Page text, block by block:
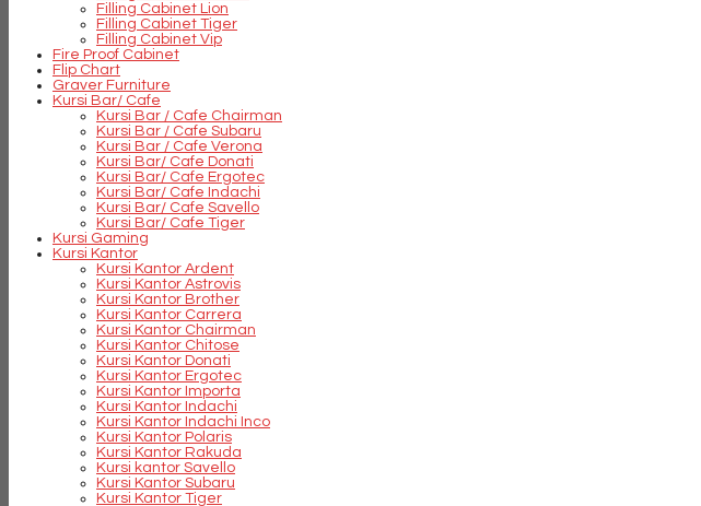
Filling Cabinet Lion
Filling Cabinet Tiger
Filling Cabinet Vip
Fire Proof Cabinet
Flip Chart
Graver Furniture
Kursi Bar/ Cafe
Kursi Bar / Cafe Chairman
Kursi Bar / Cafe Subaru
Kursi Bar / Cafe Verona
Kursi Bar/ Cafe Donati
Kursi Bar/ Cafe Ergotec
Kursi Bar/ Cafe Indachi
Kursi Bar/ Cafe Savello
Kursi Bar/ Cafe Tiger
Kursi Gaming
Kursi Kantor
Kursi Kantor Ardent
Kursi Kantor Astrovis
Kursi Kantor Brother
Kursi Kantor Carrera
Kursi Kantor Chairman
Kursi Kantor Chitose
Kursi Kantor Donati
Kursi Kantor Ergotec
Kursi Kantor Importa
Kursi Kantor Indachi
Kursi Kantor Indachi Inco
Kursi Kantor Polaris
Kursi Kantor Rakuda
Kursi kantor Savello
Kursi Kantor Subaru
Kursi Kantor Tiger